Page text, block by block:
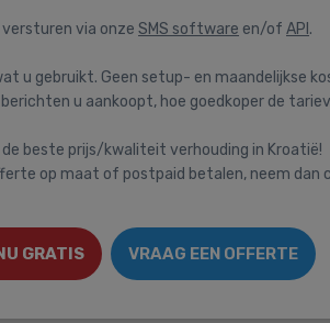
via onze SMS software en/of API .
u gebruikt. Geen setup- en maandelijkse
berichten u aankoopt, hoe goedkoper de
de beste prijs/kwaliteit verhouding in Kroatië!
op maat of postpaid betalen, neem
GRATIS VRAAG EEN OFFERTE